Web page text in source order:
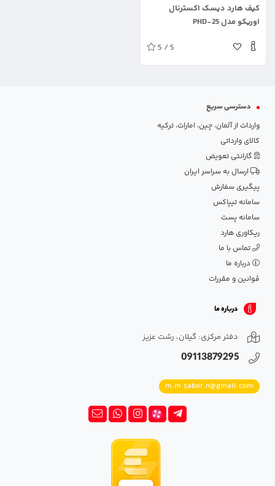
کیف هارد دیسک اکسترنال
اوریکو مدل PHD-25
5 / 5
دسترسی سریع
واردات از آلمان، چین، امارات، ترکیه
کالای وارداتی
گارانتی تعویض
ارسال به سراسر ایران
پیگیری سفارش
سامانه تیپاکس
سامانه پست
ریکاوری هارد
تماس با ما
درباره ما
قوانین و مقررات
درباره ما
دفتر مرکزی: گیلان، رشت عزیز
09113879295
m.m.saber.n@gmail.com